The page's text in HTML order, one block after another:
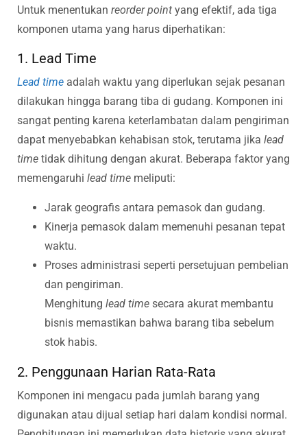
Untuk menentukan reorder point yang efektif, ada tiga
komponen utama yang harus diperhatikan:
1. Lead Time
Lead time adalah waktu yang diperlukan sejak pesanan
dilakukan hingga barang tiba di gudang. Komponen ini
sangat penting karena keterlambatan dalam pengiriman
dapat menyebabkan kehabisan stok, terutama jika lead
time tidak dihitung dengan akurat. Beberapa faktor yang
memengaruhi lead time meliputi:
Jarak geografis antara pemasok dan gudang.
Kinerja pemasok dalam memenuhi pesanan tepat
waktu.
Proses administrasi seperti persetujuan pembelian
dan pengiriman.
Menghitung lead time secara akurat membantu
bisnis memastikan bahwa barang tiba sebelum
stok habis.
2. Penggunaan Harian Rata-Rata
Komponen ini mengacu pada jumlah barang yang
digunakan atau dijual setiap hari dalam kondisi normal.